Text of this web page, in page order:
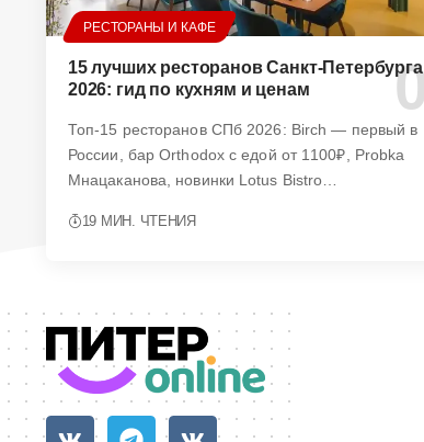
РЕСТОРАНЫ И КАФЕ
15 лучших ресторанов Санкт-Петербурга
2026: гид по кухням и ценам
Топ-15 ресторанов СПб 2026: Birch — первый в
России, бар Orthodox с едой от 1100₽, Probka
Мнацаканова, новинки Lotus Bistro…
19 МИН. ЧТЕНИЯ